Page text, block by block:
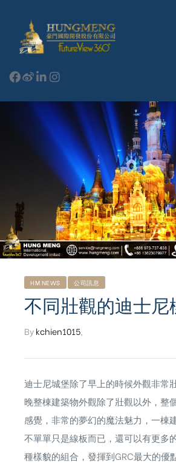
HM NEWS 公司訊息
不同壯觀的迪士尼
Bykchien1015
迪士尼城堡除了早上的時候外觀非常
晚整棟建築物外觀除了壯觀以外，整
感覺，非常的夢幻的魔法魅力，一棟
不單單只是線板而已，還可以有更多
種樣貌的組合，發揮到GRC最大的優